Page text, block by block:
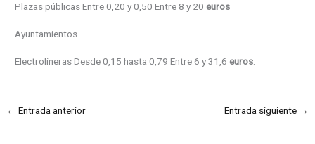
Plazas públicas Entre 0,20 y 0,50 Entre 8 y 20 euros
Ayuntamientos
Electrolineras Desde 0,15 hasta 0,79 Entre 6 y 31,6 euros
← Entrada anterior Entrada siguiente →